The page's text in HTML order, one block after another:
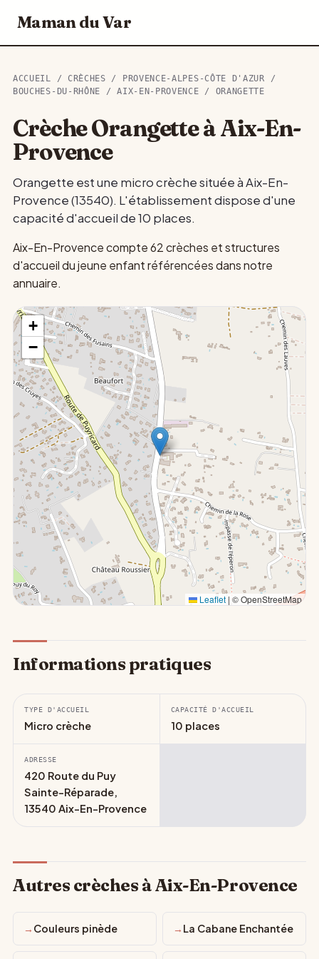
Maman du Var
ACCUEIL / CRÈCHES / PROVENCE-ALPES-CÔTE D'AZUR /
BOUCHES-DU-RHÔNE /AIX-EN-PROVENCE / ORANGETTE
Crèche Orangette à Aix-En-
Provence
Orangette est une micro crèche située à Aix-En-
Provence (13540). L'établissement dispose d'une
capacité d'accueil de 10 places.
Aix-En-Provence compte 62 crèches et structures
d'accueil du jeune enfant référencées dans notre
annuaire.
+
−
Leaflet | © OpenStreetMap
Informations pratiques
TYPE D'ACCUEIL
Micro crèche
CAPACITÉ D'ACCUEIL
10 places
ADRESSE
420 Route du Puy
Sainte-Réparade,
13540 Aix-En-Provence
Autres crèches à Aix-En-Provence
Couleurs pinède La Cabane Enchantée